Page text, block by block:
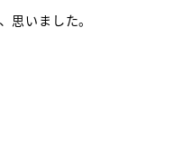
思いました。